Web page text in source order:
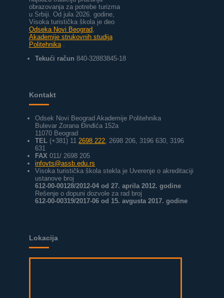
obrazovanja za potrebe turizma
u Srbiji. Od jula 2026. godine,
Visoka turistička škola je deo
Odseka Novi Beograd
Akademije strukovnih studija
Politehnika
Tekući račun 840-32883845-18
Kontakt
Odsek Novi Beograd Akademije Politehnika
Bulevar Zorana Đinđića 152a
11070 Beograd
TEL (+381) 112698 222, 2698 206, 3196 630, 3196
631
FAX 011/ 2698 205
infovts@assb.edu.rs
Visoka turistička škola stekla je Uverenje o akreditaciji
ustanove broj
612-00-00128/2012-04 od 27. aprila 2012. godine
Rešenje o dopuni dozvole za rad broj
612-00-00319/2017-06 od 15. avgusta 2017. godine
Lokacija